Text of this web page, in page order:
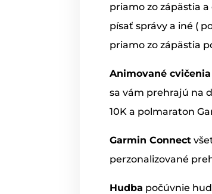
priamo zo zápästia
písať správy a iné (
priamo zo zápästia
Animované
sa vám prehrajú na
10K a polmaraton
GarminConnect
perzonalizované
Hudba počúvnie